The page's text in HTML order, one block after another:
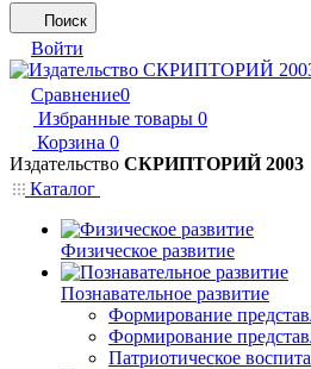
Поиск
Войти
Сравнение0
Избранные товары 0
Корзина 0
Издательство СКРИПТОРИЙ 2003
Каталог
Физическое развитие
Познавательное развитие
Формирование
Формирование
Патриотическое